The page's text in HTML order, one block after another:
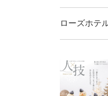
ローズホテ